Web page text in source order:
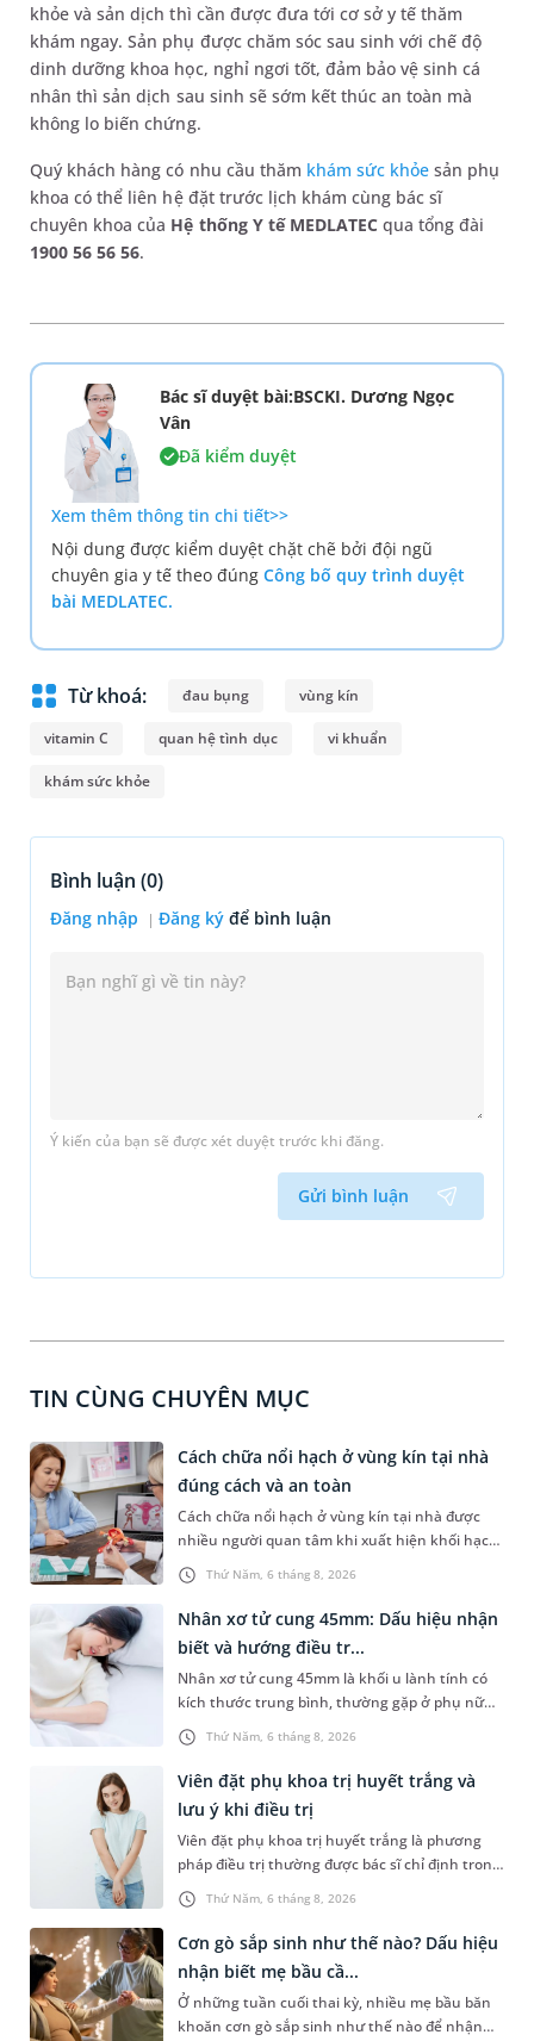
khỏe và sản dịch thì cần được đưa tới cơ sở y tế thăm
khám ngay. Sản phụ được chăm sóc sau sinh với chế độ
dinh dưỡng khoa học, nghỉ ngơi tốt, đảm bảo vệ sinh cá
nhân thì sản dịch sau sinh sẽ sớm kết thúc an toàn mà
không lo biến chứng.
Quý khách hàng có nhu cầu thăm khám sức khỏe sản phụ
khoa có thể liên hệ đặt trước lịch khám cùng bác sĩ
chuyên khoa của Hệ thống Y tế MEDLATEC qua tổng đài
1900 56 56 56.
Bác sĩ duyệt bài:BSCKI. Dương Ngọc
Vân
Đã kiểm duyệt
Xem thêm thông tin chi tiết>>
Nội dung được kiểm duyệt chặt chẽ bởi đội ngũ
chuyên gia y tế theo đúng Công bố quy trình duyệt
bài MEDLATEC.
Từ khoá: đau bụng vùng kín
vitamin C quan hệ tình dục vi khuẩn
​​khám sức khỏe
Bình luận (0)
Đăng nhập Đăng ký để bình luận
Ý kiến của bạn sẽ được xét duyệt trước khi đăng.
Gửi bình luận
TIN CÙNG CHUYÊN MỤC
Thứ Năm, 6 tháng 8, 2026
Cách chữa nổi hạch ở vùng kín tại nhà
đúng cách và an toàn
Cách chữa nổi hạch ở vùng kín tại nhà được
nhiều người quan tâm khi xuất hiện khối hạch
nhỏ ở vùng bẹn hoặc cơ quan sinh dục. Nếu
hạch mới xuất hiện, kích thước nhỏ và chưa
kèm dấu hiệu bất thường, áp dụng biện pháp
chăm sóc phù hợp có thể góp phần làm giảm
cảm giác khó chịu. Tuy nhiên, không phải
trường hợp nào cũng có thể tự điều trị. Việc
nhận biết khi nào cần theo dõi tại nhà và khi
nào nên đi khám sẽ giúp xử trí đúng cách,
Thứ Năm, 6 tháng 8, 2026
Nhân xơ tử cung 45mm: Dấu hiệu nhận
biết và hướng điều tr...
Nhân xơ tử cung 45mm là khối u lành tính có
kích thước trung bình, thường gặp ở phụ nữ
trong độ tuổi sinh sản. Mặc dù không phải
trường hợp nào cũng xuất hiện triệu chứng,
nhưng nếu khối u phát triển hoặc nằm ở vị trí
bất lợi, người bệnh có thể gặp nhiều ảnh
hưởng đến sinh hoạt, sức khỏe sinh sản và
chất lượng cuộc sống.
Thứ Năm, 6 tháng 8, 2026
Viên đặt phụ khoa trị huyết trắng và
lưu ý khi điều trị
Viên đặt phụ khoa trị huyết trắng là phương
pháp điều trị thường được bác sĩ chỉ định trong
các trường hợp huyết trắng bất thường do
viêm nhiễm phụ khoa. Tuy nhiên, không phải
trường hợp nào cũng có thể tự ý sử dụng
thuốc mà cần xác định đúng nguyên nhân gây
bệnh để điều trị phù hợp. Bài viết dưới đây sẽ
giúp bạn hiểu rõ nguyên nhân gây huyết trắng
bất thường, khi nào cần sử dụng viên đặt phụ
Cơn gò sắp sinh như thế nào? Dấu hiệu
nhận biết mẹ bầu cầ...
Ở những tuần cuối thai kỳ, nhiều mẹ bầu băn
khoăn cơn gò sắp sinh như thế nào để nhận